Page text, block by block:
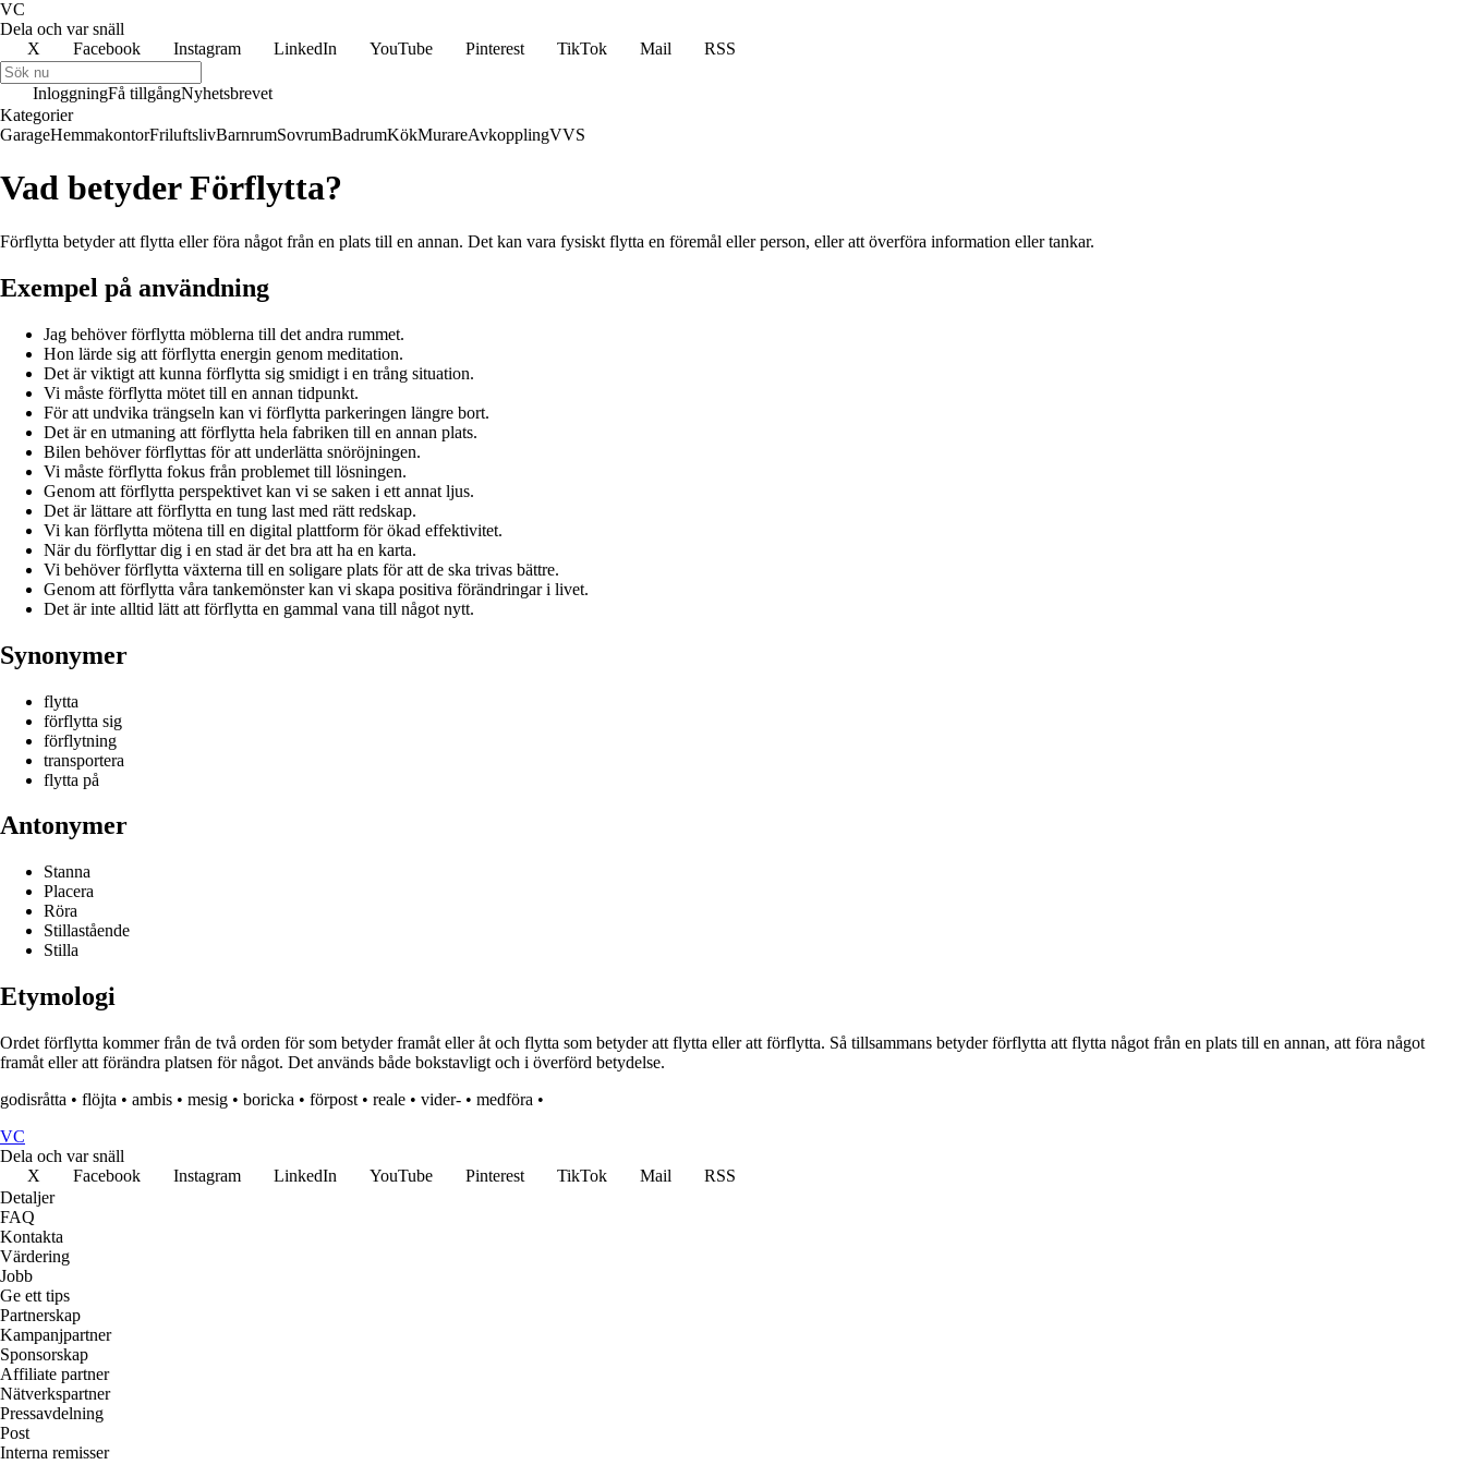
VC
Dela och var snäll
X
Facebook Instagram LinkedIn YouTube Pinterest TikTok Mail RSS
InloggningFå tillgångNyhetsbrevet
Kategorier
GarageHemmakontorFriluftslivBarnrumSovrumBadrumKökMurareAvkopplingVVS
Vad betyder Förflytta?
Förflytta betyder att flytta eller föra något från en plats till en annan. Det kan vara fysiskt flytta en föremål eller person, eller att överföra information eller tankar.
Exempel på användning
Jag behöver förflytta möblerna till det andra rummet.
Hon lärde sig att förflytta energin genom meditation.
Det är viktigt att kunna förflytta sig smidigt i en trång situation.
Vi måste förflytta mötet till en annan tidpunkt.
För att undvika trängseln kan vi förflytta parkeringen längre bort.
Det är en utmaning att förflytta hela fabriken till en annan plats.
Bilen behöver förflyttas för att underlätta snöröjningen.
Vi måste förflytta fokus från problemet till lösningen.
Genom att förflytta perspektivet kan vi se saken i ett annat ljus.
Det är lättare att förflytta en tung last med rätt redskap.
Vi kan förflytta mötena till en digital plattform för ökad effektivitet.
När du förflyttar dig i en stad är det bra att ha en karta.
Vi behöver förflytta växterna till en soligare plats för att de ska trivas bättre.
Genom att förflytta våra tankemönster kan vi skapa positiva förändringar i livet.
Det är inte alltid lätt att förflytta en gammal vana till något nytt.
Synonymer
flytta
förflytta sig
förflytning
transportera
flytta på
Antonymer
Stanna
Placera
Röra
Stillastående
Stilla
Etymologi
Ordet förflytta kommer från de två orden för som betyder framåt eller åt och flytta som betyder att flytta eller att förflytta. Så tillsammans betyder förflytta att flytta något från en plats till en annan, att föra något
framåt eller att förändra platsen för något. Det används både bokstavligt och i överförd betydelse.
godisråtta • flöjta • ambis • mesig • boricka • förpost • reale • vider- • medföra •
VC
Dela och var snäll
X
Facebook Instagram LinkedIn YouTube Pinterest TikTok Mail
RSS
Detaljer
FAQ
Kontakta
Värdering
Jobb
Ge ett tips
Partnerskap
Kampanjpartner
Sponsorskap
Affiliate partner
Nätverkspartner
Pressavdelning
Post
Interna remisser